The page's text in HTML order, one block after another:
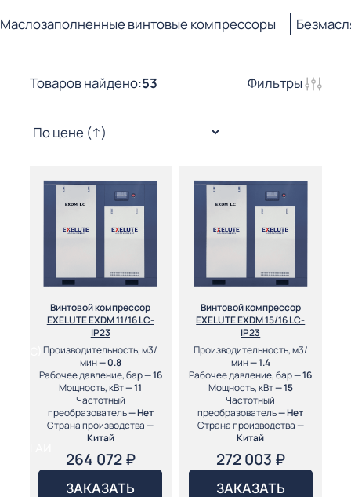
Маслозаполненные винтовые компрессоры
Товаров найдено:53 Фильтры
Винтовой компрессор
EXELUTE EXDM 11/16 LC-
IP23
Производительность, м3/
мин— 0.8
Рабочее давление, бар— 16
Мощность, кВт— 11
Частотный
преобразователь— Нет
Страна производства—
Китай
264 072₽
ЗАКАЗАТЬ
Винтовой компрессор
EXELUTE EXDM 15/16 LC-
IP23
Производительность, м3/
мин— 1.4
Рабочее давление, бар— 16
Мощность, кВт— 15
Частотный
преобразователь— Нет
Страна производства—
Китай
272 003 ₽
ЗАКАЗАТЬ
(3-40